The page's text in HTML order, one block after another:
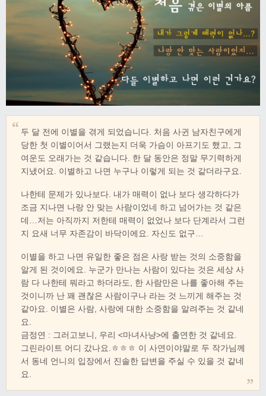
두 달 전에 이별을 겪게 되었습니다. 처음 사귄 남자친구에게
당한 첫 이별이어서 그랬는지 더욱 가슴이 아프기도 했고, 그
여운도 오래가는 것 같습니다. 한 달 동안은 정말 무기력하게
지냈어요. 이별하고 나면 누구나 이렇게 되는 것 같더라구요.
나한테 문제가 있나보다. 내가 매력이 없나 보다 생각하다가
조금 지나면 나랑 안 맞는 사람이었네 하고 넘어가는 것 같은
데…저는 아직까지 저한테 매력이 없었나 보다 단계라서 그런
지 요새 너무 자존감이 바닥이에요. 자신도 없구…
이별을 하고 나면 유일한 좋은 점은 사랑 받는 것의 소중함을
알게 된 것이에요. 누군가 만나는 사람이 있다는 것은 세상 사
람 다 나한테 뭐라고 하더라도, 한 사람만은 나를 좋아해 주는
것이니까 난 꽤 괜찮은 사람이구나 라는 것 느끼게 해주는 것
같아요. 이별은 사람, 사랑에 대한 소중함을 알려주는 것 같네
요.
금정연 : 그러고보니, 우리 <마녀사냥>에 출연한 것 같네요.
그린라이트 어디 갔나요.ㅎㅎㅎ 이 사연이야말로 두 작가님께
서 동네 언니의 입장에서 진솔한 답변을 주실 수 있을 것 같네
요.